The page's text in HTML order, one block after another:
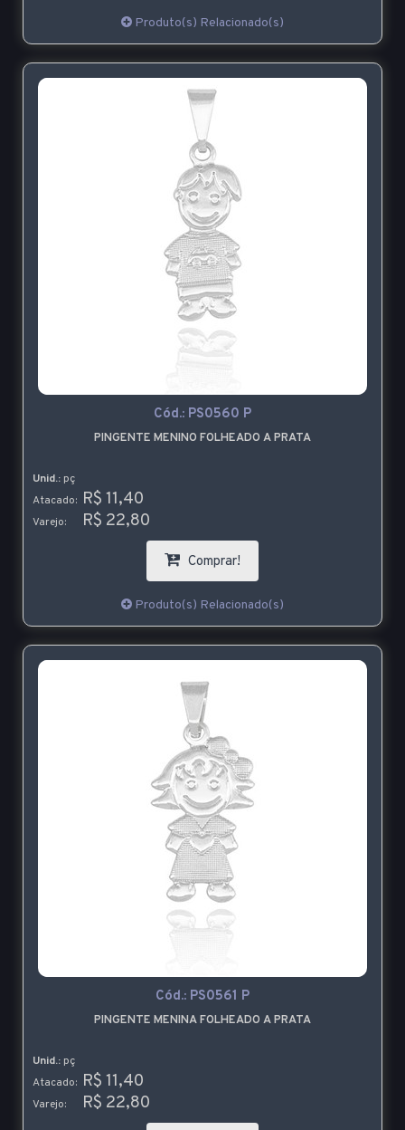
Produto(s) Relacionado(s)
Cód.: PS0560 P
PINGENTE MENINO FOLHEADO A PRATA
Unid.: pç
Atacado: R$ 11,40
Varejo: R$ 22,80
Comprar!
Produto(s) Relacionado(s)
Cód.: PS0561 P
PINGENTE MENINA FOLHEADO A PRATA
Unid.: pç
Atacado: R$ 11,40
Varejo: R$ 22,80